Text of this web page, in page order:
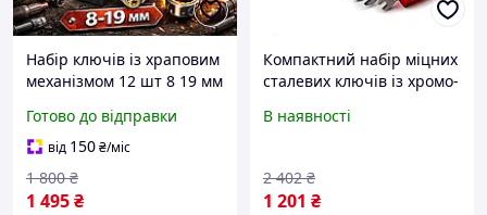
Набір ключів із храповим
механізмом 12 шт 8 19 мм
ключі з тріскачкою
гайкові ключі для
автомобілів
Готово до відправки
від 150₴/міс
1 495₴
1 800 ₴
Компактний набір міцних
сталевих ключів із хромо-
6-32 мм, Гайкові ключі в
В наявності
1 201 ₴
2 402 ₴